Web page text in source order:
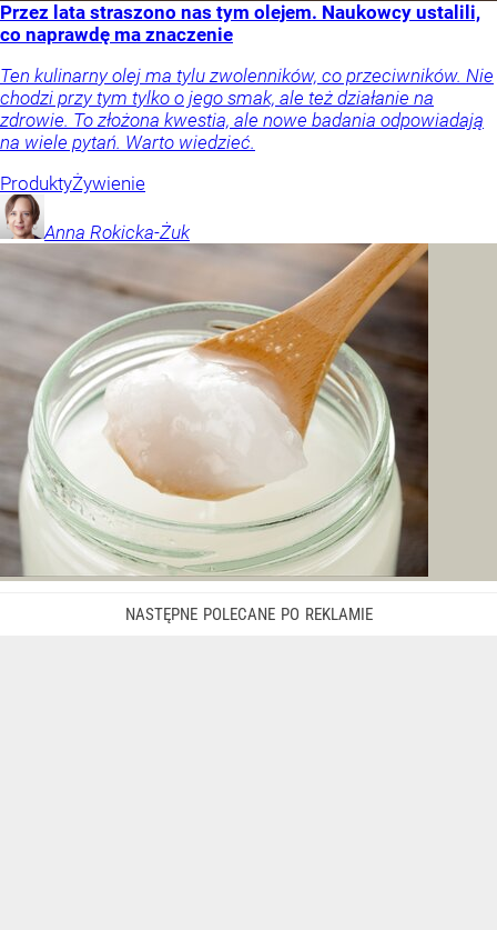
Przez lata straszono nas tym olejem. Naukowcy ustalili,
co naprawdę ma znaczenie
Ten kulinarny olej ma tylu zwolenników, co przeciwników. Nie
chodzi przy tym tylko o jego smak, ale też działanie na
zdrowie. To złożona kwestia, ale nowe badania odpowiadają
na wiele pytań. Warto wiedzieć.
ProduktyŻywienie
Anna Rokicka-Żuk